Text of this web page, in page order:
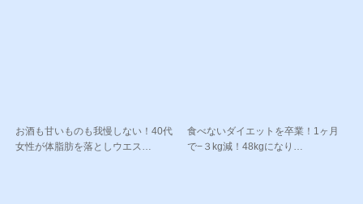
お酒も甘いものも我慢しない！40代
女性が体脂肪を落としウエス…
食べないダイエットを卒業！1ヶ月
で−３kg減！48kgになり…